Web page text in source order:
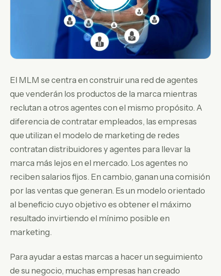
El MLM se centra en construir una red de agentes
que venderán los productos de la marca mientras
reclutan a otros agentes con el mismo propósito. A
diferencia de contratar empleados, las empresas
que utilizan el modelo de marketing de redes
contratan distribuidores y agentes para llevar la
marca más lejos en el mercado. Los agentes no
reciben salarios fijos. En cambio, ganan una comisión
por las ventas que generan. Es un modelo orientado
al beneficio cuyo objetivo es obtener el máximo
resultado invirtiendo el mínimo posible en
marketing.
Para ayudar a estas marcas a hacer un seguimiento
de su negocio, muchas empresas han creado